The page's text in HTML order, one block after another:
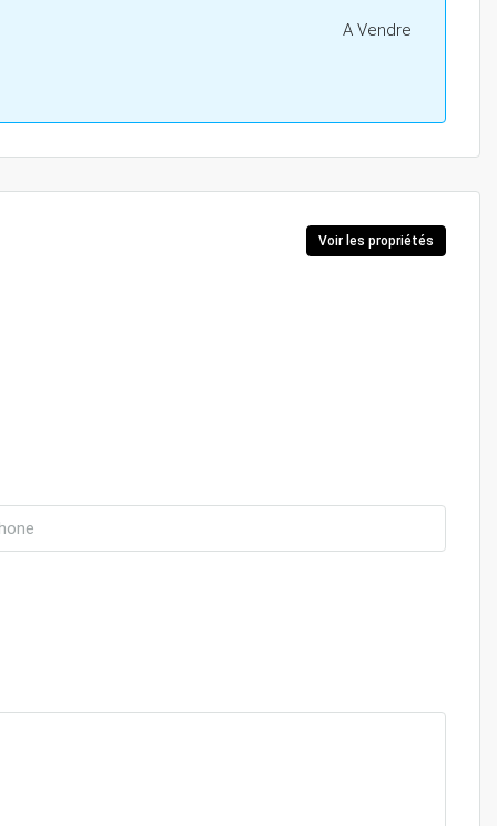
A Vendre
Voir les propriétés